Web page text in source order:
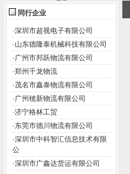
同行企业
·深圳市超视电子有限公司
·山东德隆泰机械科技有限公司
·广州市邦跃物流有限公司
·郑州千龙物流
·茂名市鑫泰物流有限公司
·广州穂新物流有限公司
·济宁格林工贸
·东莞市德川物流有限公司
·深圳市中科智汇信息技术有限
公
·深圳市广鑫达货运有限公司